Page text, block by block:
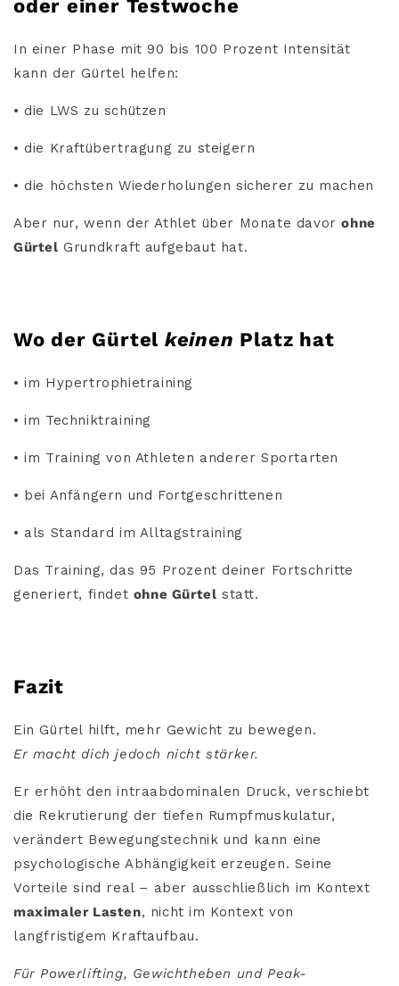
oder einer Testwoche
In einer Phase mit 90 bis 100 Prozent Intensität
kann der Gürtel helfen:
• die LWS zu schützen
• die Kraftübertragung zu steigern
• die höchsten Wiederholungen sicherer zu machen
Aber nur, wenn der Athlet über Monate davorohne
Gürtel Grundkraft aufgebaut hat.
Wo der Gürtel keinen Platz hat
• im Hypertrophietraining
• im Techniktraining
• im Training von Athleten anderer Sportarten
• bei Anfängern und Fortgeschrittenen
• als Standard im Alltagstraining
Das Training, das 95 Prozent deiner Fortschritte
generiert, findet ohne Gürtel statt.
Fazit
Ein Gürtel hilft, mehr Gewicht zu bewegen.
Er macht dich jedoch nicht stärker.
Er erhöht den intraabdominalen Druck, verschiebt
die Rekrutierung der tiefen Rumpfmuskulatur,
verändert Bewegungstechnik und kann eine
psychologische Abhängigkeit erzeugen. Seine
Vorteile sind real – aber ausschließlich im Kontext
maximaler Lasten, nicht im Kontext von
langfristigem Kraftaufbau.
Für Powerlifting, Gewichtheben und Peak-